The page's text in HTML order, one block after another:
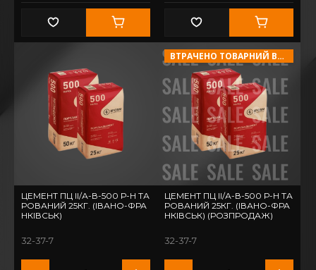
ЦЕМЕНТ ПЦ ІІ/А-В-500 Р-H ТА
РОВАНИЙ 25КГ. (ІВАНО-ФРА
НКІВСЬК)
32-37-7
ВТРАЧЕНО ТОВАРНИЙ ВИГЛЯД!
ЦЕМЕНТ ПЦ ІІ/А-В-500 Р-H ТА
РОВАНИЙ 25КГ. (ІВАНО-ФРА
НКІВСЬК) (РОЗПРОДАЖ)
32-37-7